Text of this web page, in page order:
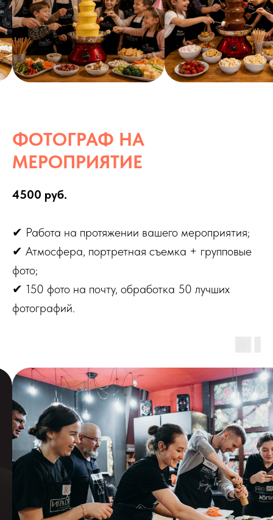
ФОТОГРАФ НА
МЕРОПРИЯТИЕ
4500 руб.
✔ Работа на протяжении вашего мероприятия;
✔ Атмосфера, портретная съемка + групповые
фото;
✔ 150 фото на почту, обработка 50 лучших
фотографий.